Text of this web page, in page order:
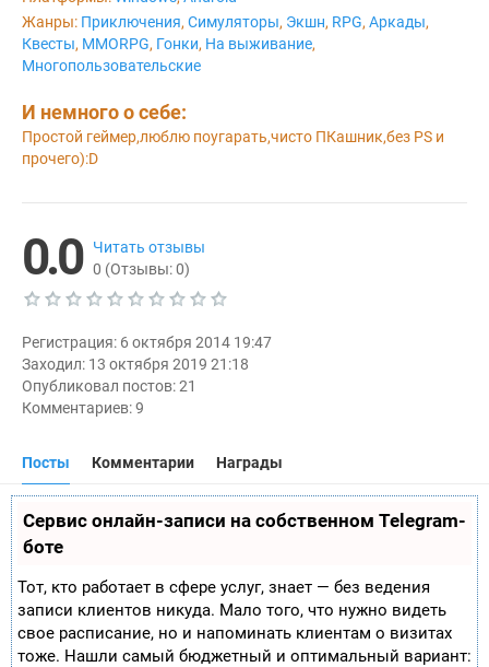
Жанры: Приключения, Симуляторы, Экшн, RPG, Аркады,
Квесты, MMORPG, Гонки, На выживание,
Многопользовательские
И немного о себе:
Простой геймер,люблю поугарать,чисто ПКашник,без PS и
прочего):D
0.0
Читать отзывы
0 (Отзывы:0)
е
к
у
щ
а
ц
н
к
а
0
0
Регистрация: 6 октября 2014 19:47
Заходил: 13 октября 2019 21:18
Опубликовал постов: 21
Комментариев: 9
Посты Комментарии Награды
Сервис онлайн-записи на собственном Telegram-
боте
Тот, кто работает в сфере услуг, знает — без ведения
записи клиентов никуда. Мало того, что нужно видеть
свое расписание, но и напоминать клиентам о визитах
тоже. Нашли самый бюджетный и оптимальный вариант: